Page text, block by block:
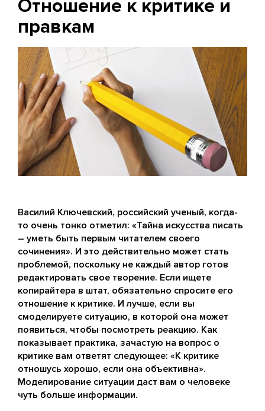
Отношение к критике и
правкам
Василий Ключевский, российский ученый, когда-
то очень тонко отметил: «Тайна искусства писать
– уметь быть первым читателем своего
сочинения». И это действительно может стать
проблемой, поскольку не каждый автор готов
редактировать свое творение. Если ищете
копирайтера в штат, обязательно спросите его
отношение к критике. И лучше, если вы
смоделируете ситуацию, в которой она может
появиться, чтобы посмотреть реакцию. Как
показывает практика, зачастую на вопрос о
критике вам ответят следующее: «К критике
отношусь хорошо, если она объективна».
Моделирование ситуации даст вам о человеке
чуть больше информации.